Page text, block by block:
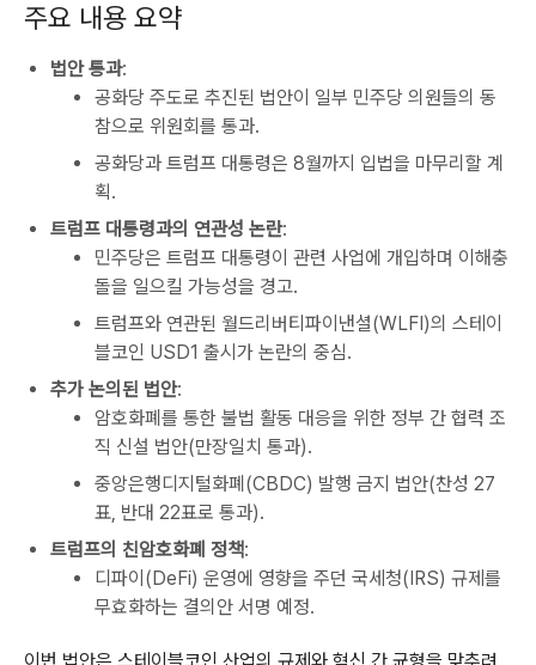
주요 내용 요약
법안 통과:
공화당 주도로 추진된 법안이 일부 민주당 의원들의 동
참으로 위원회를 통과.
공화당과 트럼프 대통령은 8월까지 입법을 마무리할 계
획.
트럼프 대통령과의 연관성 논란:
민주당은 트럼프 대통령이 관련 사업에 개입하며 이해충
돌을 일으킬 가능성을 경고.
트럼프와 연관된 월드리버티파이낸셜(WLFI)의 스테이
블코인 USD1 출시가 논란의 중심.
추가 논의된 법안:
암호화폐를 통한 불법 활동 대응을 위한 정부 간 협력 조
직 신설 법안(만장일치 통과).
중앙은행디지털화폐(CBDC) 발행 금지 법안(찬성 27
표, 반대 22표로 통과).
트럼프의 친암호화폐 정책:
디파이(DeFi) 운영에 영향을 주던 국세청(IRS) 규제를
무효화하는 결의안 서명 예정.